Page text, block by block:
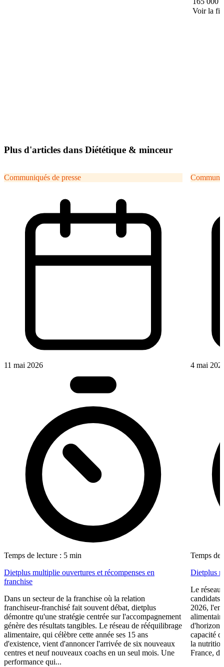
Voir la
Plus d'articles dans Diététique & minceur
Communiqués de presse
11 mai 2026
Temps de lecture : 5 min
Dietplus multiplie ouvertures et récompenses en
franchise
Dans un secteur de la franchise où la relation
franchiseur-franchisé fait souvent débat, dietplus
démontre qu'une stratégie centrée sur l'accompagnement
génère des résultats tangibles. Le réseau de rééquilibrage
alimentaire, qui célèbre cette année ses 15 ans
d'existence, vient d'annoncer l'arrivée de six nouveaux
centres et neuf nouveaux coachs en un seul mois. Une
performance qui...
4 mai
Temps de
Dietplus
Le réseau
candidats
2026,
capacité
la
France,